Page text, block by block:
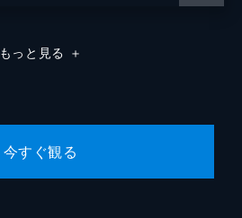
もっと見る ＋
今すぐ観る